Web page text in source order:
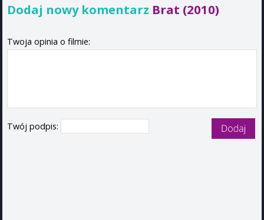
Dodaj nowy komentarz Brat (2010)
Twoja opinia o filmie:
Twój podpis: